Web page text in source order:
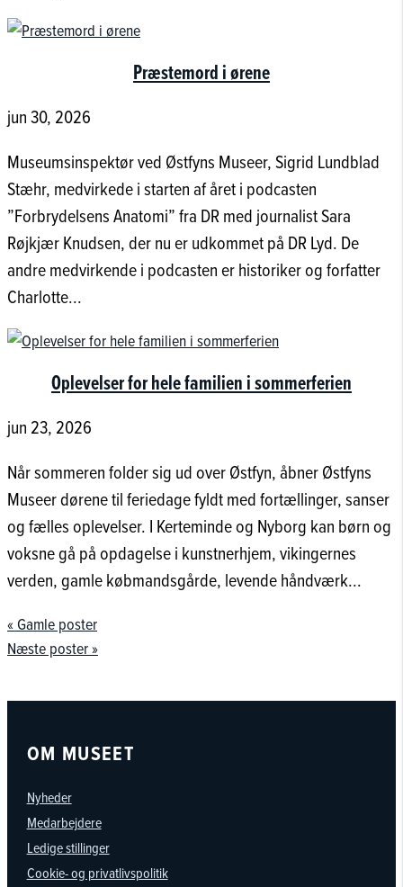
Præstemord i ørene
jun 30, 2026
Museumsinspektør ved Østfyns Museer, Sigrid Lundblad
Stæhr, medvirkede i starten af året i podcasten
”Forbrydelsens Anatomi” fra DR med journalist Sara
Røjkjær Knudsen, der nu er udkommet på DR Lyd. De
andre medvirkende i podcasten er historiker og forfatter
Charlotte...
Oplevelser for hele familien i sommerferien
jun 23, 2026
Når sommeren folder sig ud over Østfyn, åbner Østfyns
Museer dørene til feriedage fyldt med fortællinger, sanser
og fælles oplevelser. I Kerteminde og Nyborg kan børn og
voksne gå på opdagelse i kunstnerhjem, vikingernes
verden, gamle købmandsgårde, levende håndværk...
« Gamle poster
Næste poster »
OM MUSEET
Nyheder
Medarbejdere
Ledige stillinger
Cookie- og privatlivspolitik